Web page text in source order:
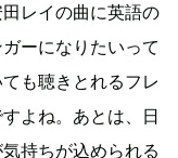
レイの曲に英語の
ーになりたいって
も聴きとれるフレ
よね。あとは、日
持ちが込められる